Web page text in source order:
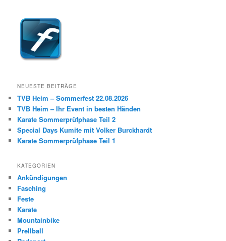
NEUESTE BEITRÄGE
TVB Heim – Sommerfest 22.08.2026
TVB Heim – Ihr Event in besten Händen
Karate Sommerprüfphase Teil 2
Special Days Kumite mit Volker Burckhardt
Karate Sommerprüfphase Teil 1
KATEGORIEN
Ankündigungen
Fasching
Feste
Karate
Mountainbike
Prellball